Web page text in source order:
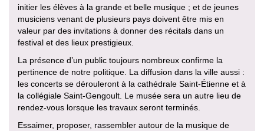
initier les élèves à la grande et belle musique ; et de jeunes
musiciens venant de plusieurs pays doivent être mis en
valeur par des invitations à donner des récitals dans un
festival et des lieux prestigieux.
La présence d’un public toujours nombreux confirme la
pertinence de notre politique. La diffusion dans la ville aussi :
les concerts se dérouleront à la cathédrale Saint-Étienne et à
la collégiale Saint-Gengoult. Le musée sera un autre lieu de
rendez-vous lorsque les travaux seront terminés.
Essaimer, proposer, rassembler autour de la musique de